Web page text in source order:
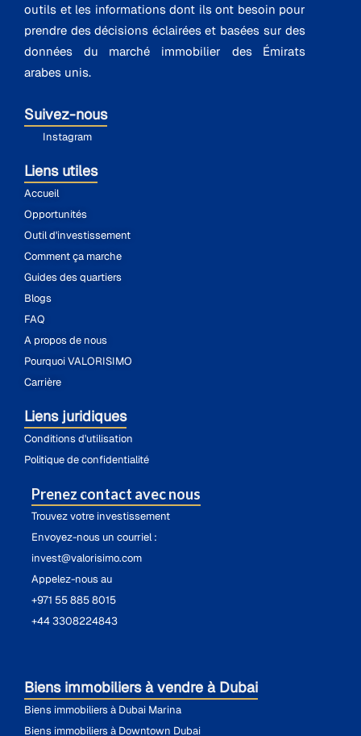
outils et les informations dont ils ont besoin pour
prendre des décisions éclairées et basées sur des
données du marché immobilier des Émirats
arabes unis.
Suivez-nous
Instagram
Liens utiles
Accueil
Opportunités
Outil d'investissement
Comment ça marche
Guides des quartiers
Blogs
FAQ
A propos de nous
Pourquoi VALORISIMO
Carrière
Liens juridiques
Conditions d'utilisation
Politique de confidentialité
Prenez contact avec nous
Trouvez votre investissement
Envoyez-nous un courriel :
invest@valorisimo.com
Appelez-nous au
+971 55 885 8015
+44 3308224843
Biens immobiliers à vendre à Dubai
Biens immobiliers à Dubai Marina
Biens immobiliers à Downtown Dubai